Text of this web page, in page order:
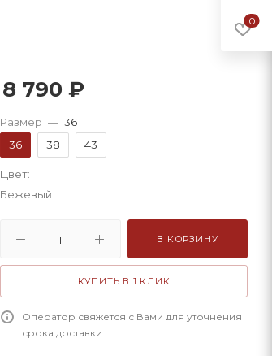
8 790 ₽
Размер — 36
36
38 43
Цвет:
Бежевый
В КОРЗИНУ
КУПИТЬ В 1 КЛИК
Оператор свяжется с Вами для уточнения
срока доставки.
0